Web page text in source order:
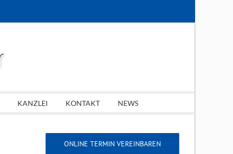
KANZLEI KONTAKT NEWS
ONLINE TERMIN VEREINBAREN